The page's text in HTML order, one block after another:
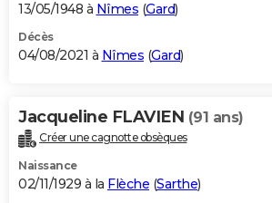
13/05/1948 à Nîmes (Gard)
Décès
04/08/2021 à Nîmes (Gard)
Jacqueline FLAVIEN (91 ans)
Créer une cagnotte obsèques
Naissance
02/11/1929 à la Flèche (Sarthe)